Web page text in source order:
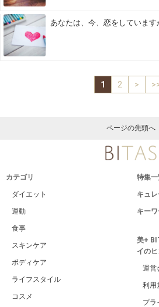
あなたは、今、恋をしています
1 2 >
ページの先頭へ
カテゴリ
ダイエット
運動
食事
スキンケア
ボディケア
ライフスタイル
コスメ
特集
キュ
キー
美+
イの
運営
利用
プラ